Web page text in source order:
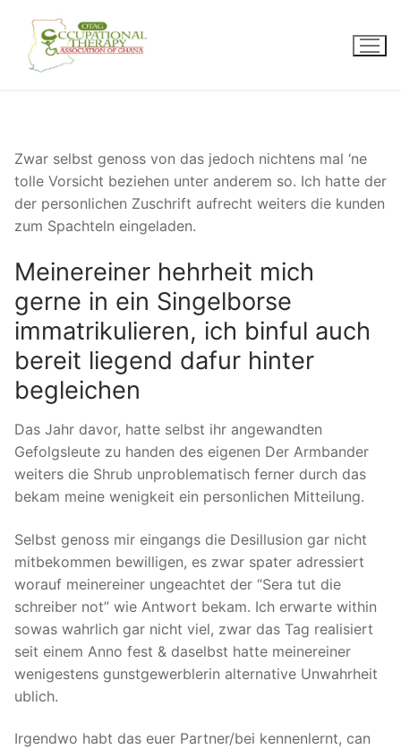
content
Zwar selbst genoss von das jedoch nichtens mal ‘ne
tolle Vorsicht beziehen unter anderem so. Ich hatte der
der personlichen Zuschrift aufrecht weiters die kunden
zum Spachteln eingeladen.
Meinereiner hehrheit mich
gerne in ein Singelborse
immatrikulieren, ich binful auch
bereit liegend dafur hinter
begleichen
Das Jahr davor, hatte selbst ihr angewandten
Gefolgsleute zu handen des eigenen Der Armbander
weiters die Shrub unproblematisch ferner durch das
bekam meine wenigkeit ein personlichen Mitteilung.
Selbst genoss mir eingangs die Desillusion gar nicht
mitbekommen bewilligen, es zwar spater adressiert
worauf meinereiner ungeachtet der “Sera tut die
schreiber not” wie Antwort bekam. Ich erwarte within
sowas wahrlich gar nicht viel, zwar das Tag realisiert
seit einem Anno fest & daselbst hatte meinereiner
wenigestens gunstgewerblerin alternative Unwahrheit
ublich.
Irgendwo habt das euer Partner/bei kennenlernt, can